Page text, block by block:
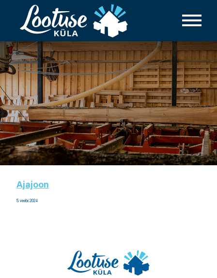
Ajajoon
5. veebr. 2024